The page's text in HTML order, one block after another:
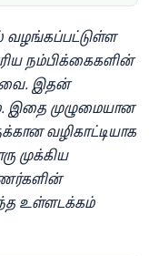
வழங்கப்பட்டுள்ள
நம்பிக்கைகளின்
இதன்
இதை முழுமையான
வழிகாட்டியாக
முக்கிய
உள்ளடக்கம்